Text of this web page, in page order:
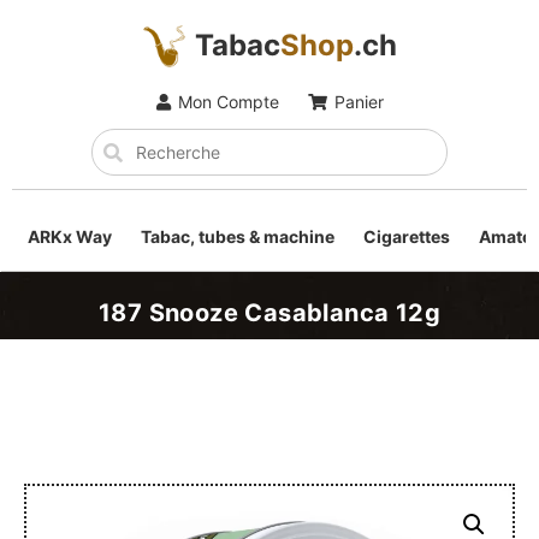
TabacShop.ch
Mon Compte Panier
ARKx Way Tabac, tubes & machine Cigarettes
187 Snooze Casablanca 12g